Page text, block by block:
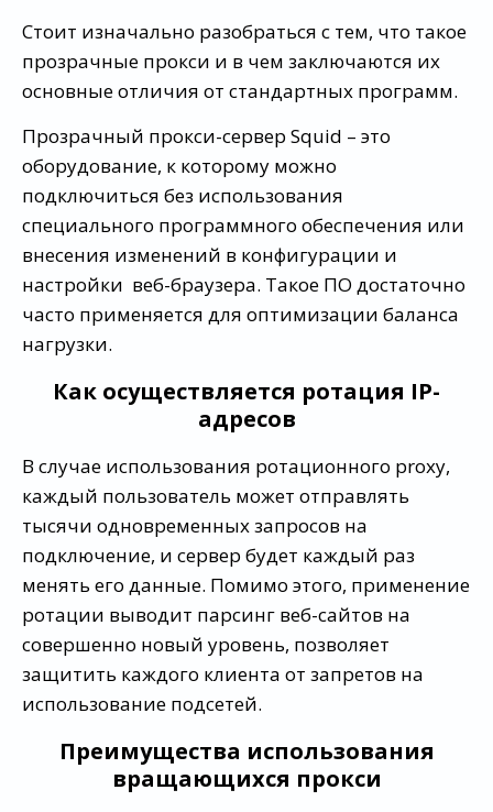
Стоит изначально разобраться с тем, что такое
прозрачные прокси и в чем заключаются их
основные отличия от стандартных программ.
Прозрачный прокси-сервер Squid – это
оборудование, к которому можно
подключиться без использования
специального программного обеспечения или
внесения изменений в конфигурации и
настройки веб-браузера. Такое ПО достаточно
часто применяется для оптимизации баланса
нагрузки.
Как осуществляется ротация IP-
адресов
В случае использования ротационного proxy,
каждый пользователь может отправлять
тысячи одновременных запросов на
подключение, и сервер будет каждый раз
менять его данные. Помимо этого, применение
ротации выводит парсинг веб-сайтов на
совершенно новый уровень, позволяет
защитить каждого клиента от запретов на
использование подсетей.
Преимущества использования
вращающихся прокси